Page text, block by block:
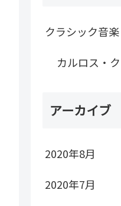
クラシック音楽
カルロス・
アーカイブ
2020年8月
2020年7月